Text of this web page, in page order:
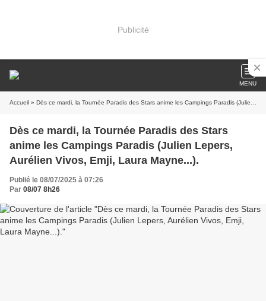
Publicité
MENU
Accueil » Dès ce mardi, la Tournée Paradis des Stars anime les Campings Paradis (Julien Lepers, Aurélien Vivos, Emji, Laura Mayne...).
Dès ce mardi, la Tournée Paradis des Stars
anime les Campings Paradis (Julien Lepers,
Aurélien Vivos, Emji, Laura Mayne...).
Publié le 08/07/2025 à 07:26
Par 08/07 8h26